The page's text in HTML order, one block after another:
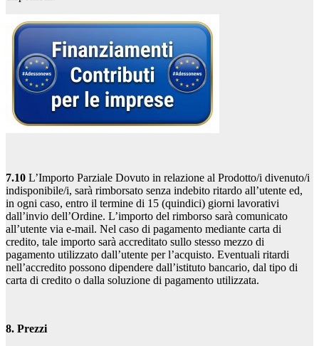
7.10 L’Importo Parziale Dovuto in relazione al Prodotto/i divenuto/i
indisponibile/i, sarà rimborsato senza indebito ritardo all’utente ed,
in ogni caso, entro il termine di 15 (quindici) giorni lavorativi
dall’invio dell’Ordine. L’importo del rimborso sarà comunicato
all’utente via e-mail. Nel caso di pagamento mediante carta di
credito, tale importo sarà accreditato sullo stesso mezzo di
pagamento utilizzato dall’utente per l’acquisto. Eventuali ritardi
nell’accredito possono dipendere dall’istituto bancario, dal tipo di
carta di credito o dalla soluzione di pagamento utilizzata.
8. Prezzi